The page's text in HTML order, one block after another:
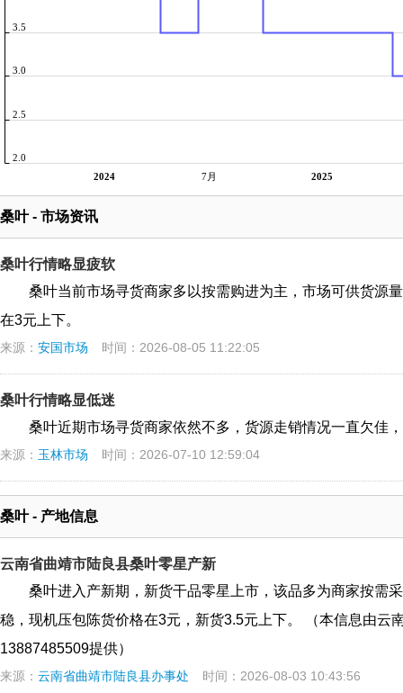
2024 7月 2025
2.0
2.5
3.0
3.5
桑叶 - 市场资讯
桑叶行情略显疲软
桑叶当前市场寻货商家多以按需购进为主，市场可供货源
在3元上下。
来源： 安国市场 时间：2026-08-05 11:22:05
桑叶行情略显低迷
桑叶近期市场寻货商家依然不多，货源走销情况一直欠佳
来源： 玉林市场 时间：2026-07-10 12:59:04
桑叶 - 产地信息
云南省曲靖市陆良县桑叶零星产新
桑叶进入产新期，新货干品零星上市，该品多为商家按需
稳，现机压包陈货价格在3元，新货3.5元上下。 （本信息由云
13887485509提供）
来源： 云南省曲靖市陆良县办事处 时间：2026-08-03 10:43:56